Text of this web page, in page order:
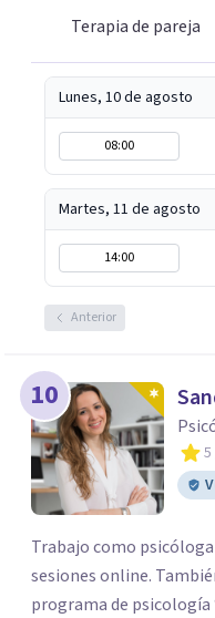
Terapia de pareja
Lunes, 10 de agosto
08:00
Martes, 11 de agosto
14:00
Anterior
10
5
Trabajo como
sesiones online.
programa de psicología